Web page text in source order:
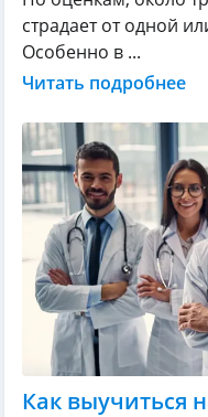
страдает от одной
Особенно в ...
Читать подробнее
Как выучиться